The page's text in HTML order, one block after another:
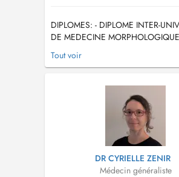
DIPLOMES: - DIPLOME INTER-
DE MEDECINE
AGE Image corporelle et prévention
vieillissement DIPLOME QUALIFIANT
L'ORDRE DES MEDECINS
Diplôme du Collège National de
Tout voir
DR CYRIELLE ZENIR
Médecin généraliste